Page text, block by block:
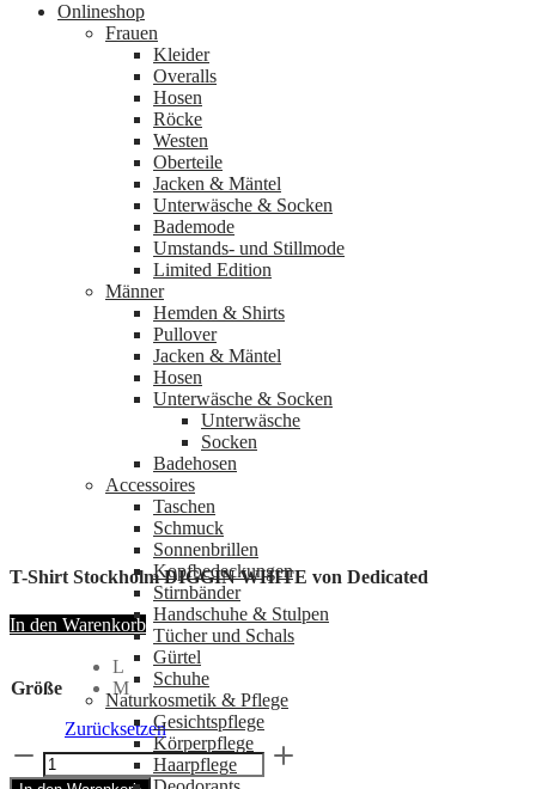
T-Shirt Stockholm DIGGIN WHITE von Dedicated
In den Warenkorb
Größe
L
M
Zurücksetzen
T-
Shirt
Onlineshop
Frauen
Kleider
Overalls
Hosen
Röcke
Westen
Oberteile
Jacken & Mäntel
Unterwäsche & Socken
Bademode
Umstands- und Stillmode
Limited Edition
Männer
Hemden & Shirts
Pullover
Jacken & Mäntel
Hosen
Unterwäsche & Socken
Unterwäsche
Socken
Badehosen
Accessoires
Taschen
Schmuck
Sonnenbrillen
Kopfbedeckungen
Stirnbänder
Handschuhe & Stulpen
Tücher und Schals
Gürtel
Schuhe
Naturkosmetik & Pflege
Gesichtspflege
Körperpflege
Haarpflege